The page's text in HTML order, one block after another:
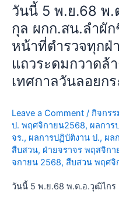
ณ
วัด
แสน
เกษม
วันนี้ 5 พ.ย.68 พ.
กุล ผกก.สน.ลำผัก
หน้าที่ตำรวจทุกฝ่
แถวระดมกวาดล้
เทศกาลวันลอยก
Leave a Comment / กิจกร
ป. พฤศจิกายน2568, ผลการ
จร., ผลการปฏิบัติงาน ป., ผล
สืบสวน, ฝ่ายจราจร พฤสจิก
จกายน 2568, สืบสวน พฤศจิ
วันนี้ 5 พ.ย.68 พ.ต.อ.วุฒิไกร
หน้าที่
ตำรวจ
ทุก
เข้า
ร่วม
ปล่อย
แถว
ระดม
กวาดล้าง
อาชญากรรม
ช่วง